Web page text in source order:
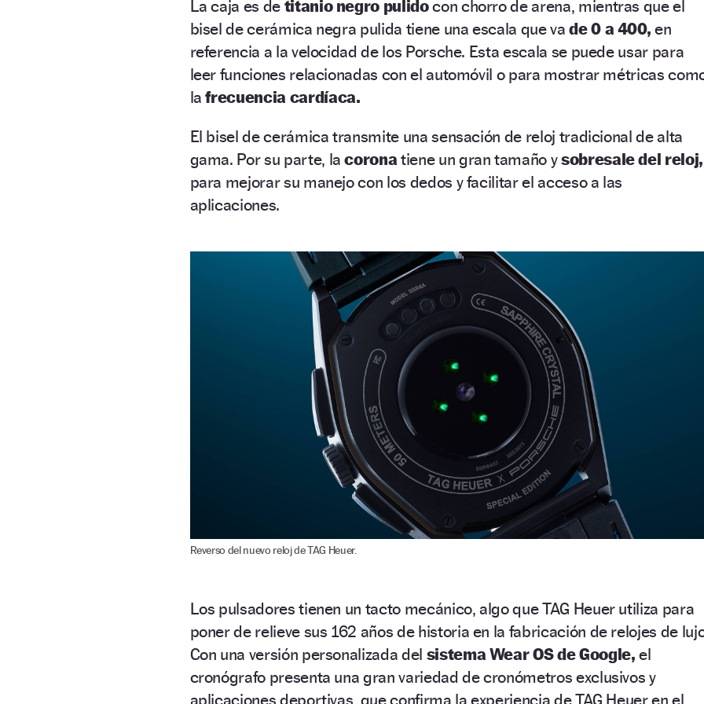
La caja es de titanio negro pulidocon chorro de arena, mientras que el
bisel de cerámica negra pulida tiene una escala que vade 0 a 400, en
referencia a la velocidad de los Porsche. Esta escala se puede usar para
leer funciones relacionadas con el automóvil o para mostrar métricas
la frecuencia cardíaca.
El bisel de cerámica transmite una sensación de reloj tradicional de alta
gama. Por su parte, lacoronatiene un gran tamaño ysobresale del reloj,
para mejorar su manejo con los dedos y facilitar el acceso a las
aplicaciones.
Reverso del nuevo reloj de TAG Heuer.
Los pulsadores tienen un tacto mecánico, algo que TAG Heuer utiliza para
poner de relieve sus 162 años de historia en la fabricación de relojes de
Con una versión personalizada del sistema Wear OS de Google, el
cronógrafo presenta una gran variedad de cronómetros exclusivos y
aplicaciones deportivas, que confirma la experiencia de TAG Heuer en el